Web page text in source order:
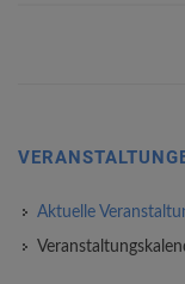
Aktuelle